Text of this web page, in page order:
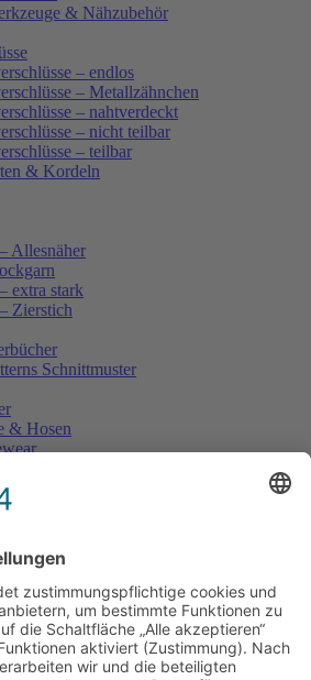
& Nähzubehör
– endlos
– Metallzähnchen
– nahtverdeckt
– nicht teilbar
– teilbar
& Kordeln
Allesnäher
extra stark
Zierstich
Schnittmuster
& Hosen
Vintage
Burda
& Hosen
& Mäntel